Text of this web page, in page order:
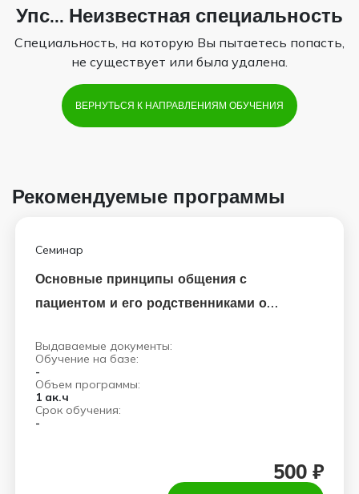
Упс... Неизвестная специальность
Специальность, на которую Вы пытаетесь попасть,
не существует или была удалена.
ВЕРНУТЬСЯ К НАПРАВЛЕНИЯМ ОБУЧЕНИЯ
Рекомендуемые программы
Семинар
Основные принципы общения с
пациентом и его родственниками о
Выдаваемые документы:
Обучение на базе:
-
Объем программы:
1 ак.ч
Срок обучения:
-
500 ₽